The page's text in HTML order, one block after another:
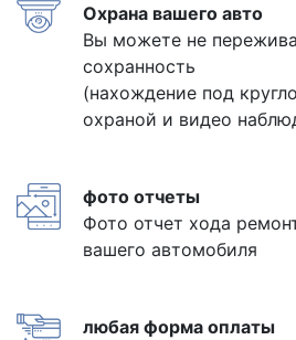
Охрана вашего авто
Вы можете не
сохранность
(нахождение под
охраной и видео
фото отчеты
Фото отчет хода
вашего автомобиля
любая форма оплаты